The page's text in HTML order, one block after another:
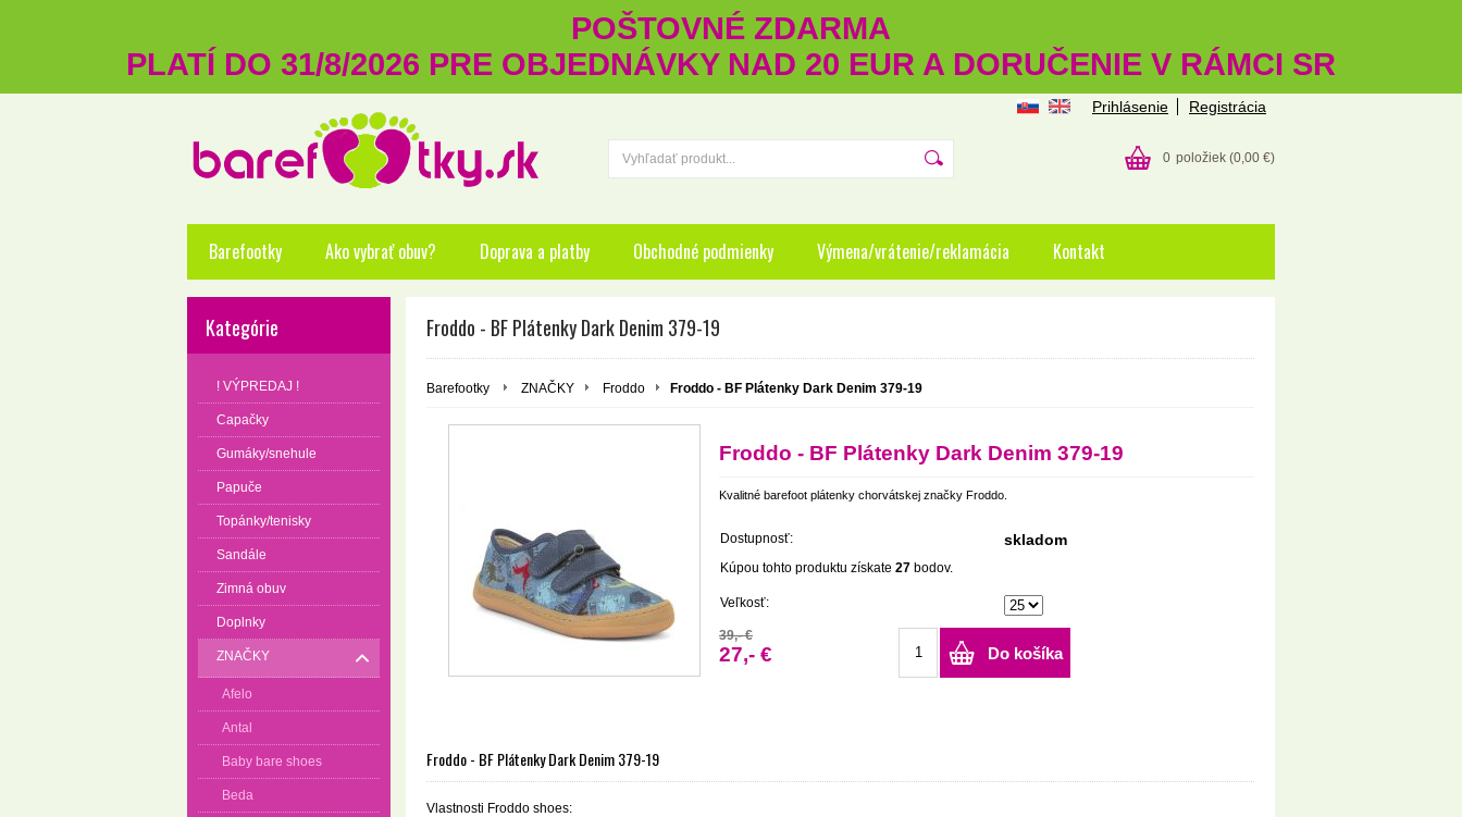
POŠTOVNÉ ZDARMA
PLATÍ DO 31/8/2026 PRE OBJEDNÁVKY NAD 20 EUR A DORUČENIE V RÁMCI SR
Prihlásenie Registrácia
0 položiek (0,00 €)
Barefootky Ako vybrať obuv? Doprava a platby Obchodné podmienky Výmena/vrátenie/reklamácia Kontakt
Kategórie
! VÝPREDAJ !
Capačky
Gumáky/snehule
Papuče
Topánky/tenisky
Sandále
Zimná obuv
Doplnky
ZNAČKY
Afelo
Antal
Baby bare shoes
Beda
Froddo - BF Plátenky Dark Denim 379-19
Barefootky ZNAČKY Froddo Froddo - BF Plátenky Dark Denim 379-19
Froddo - BF Plátenky Dark Denim 379-19
Kvalitné barefoot plátenky chorvátskej značky Froddo.
Dostupnosť: skladom
Kúpou tohto produktu získate 27 bodov.
Veľkosť:
39,- €
27,- € Do košíka
Froddo - BF Plátenky Dark Denim 379-19
Vlastnosti Froddo shoes: